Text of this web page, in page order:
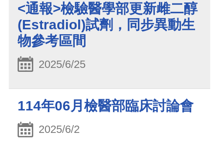
<通報>檢驗醫學部更新雌二醇
(Estradiol)試劑，同步異動生
物參考區間
2025/6/25
114年06月檢醫部臨床討論會
2025/6/2